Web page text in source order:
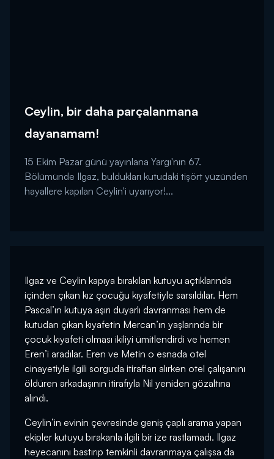
Ceylin, bir daha parçalanmana
dayanamam!
15 Ekim Pazar günü yayınlana Yargı'nın 67.
Bölümünde Ilgaz, buldukları kutudaki tişört yüzünden
hayallere kapılan Ceylin'i uyarıyor!...
Ilgaz ve Ceylin kapıya bırakılan kutuyu açtıklarında
içinden çıkan kız çocuğu kıyafetiyle sarsıldılar. Hem
Pascal’ın kutuya aşırı duyarlı davranması hem de
kutudan çıkan kıyafetin Mercan’ın yaşlarında bir
çocuk kıyafeti olması ikiliyi ümitlendirdi ve hemen
Eren’i aradılar. Eren ve Metin o esnada otel
cinayetiyle ilgili sorguda itirafları alırken otel çalışanını
öldüren arkadaşının itirafıyla Nil yeniden gözaltına
alındı.
Ceylin’in evinin çevresinde geniş çaplı arama yapan
ekipler kutuyu bırakanla ilgili bir ize rastlamadı. Ilgaz
heyecanını bastırıp temkinli davranmaya çalışsa da